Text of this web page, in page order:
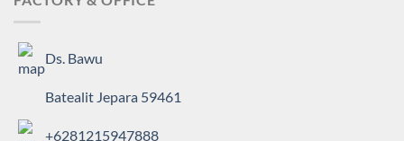
Ds. Bawu
Batealit Jepara 59461
+6281215947888